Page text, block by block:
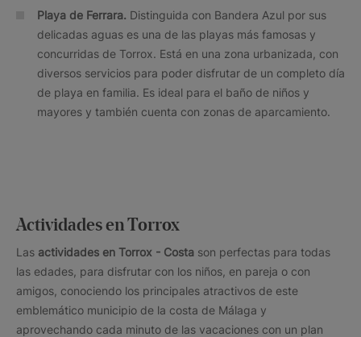
Playa de Ferrara. Distinguida con Bandera Azul por sus
delicadas aguas es una de las playas más famosas y
concurridas de Torrox. Está en una zona urbanizada, con
diversos servicios para poder disfrutar de un completo día
de playa en familia. Es ideal para el baño de niños y
mayores y también cuenta con zonas de aparcamiento.
Actividades en Torrox
Las actividades en Torrox - Costa son perfectas para todas
las edades, para disfrutar con los niños, en pareja o con
amigos, conociendo los principales atractivos de este
emblemático municipio de la costa de Málaga y
aprovechando cada minuto de las vacaciones con un plan